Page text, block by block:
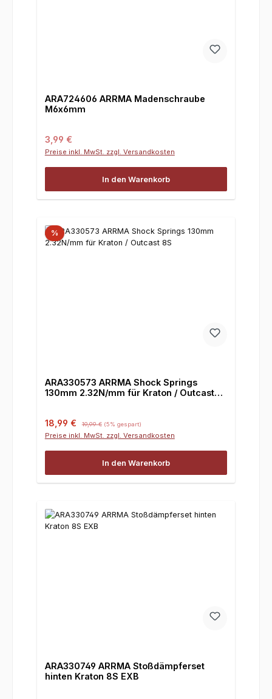
ARA724606 ARRMA Madenschraube
M6x6mm
Regulärer Preis:
3,99 €
Preise inkl. MwSt. zzgl. Versandkosten
In den Warenkorb
%
ARA330573 ARRMA Shock Springs
130mm 2.32N/mm für Kraton / Outcast
Verkaufspreis:
18,99 € Regulärer Preis:
19,99 € (5% gespart)
Preise inkl. MwSt. zzgl. Versandkosten
In den Warenkorb
ARA330749 ARRMA Stoßdämpferset
hinten Kraton 8S EXB